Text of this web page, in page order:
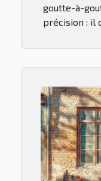
goutte-à-
précision : il